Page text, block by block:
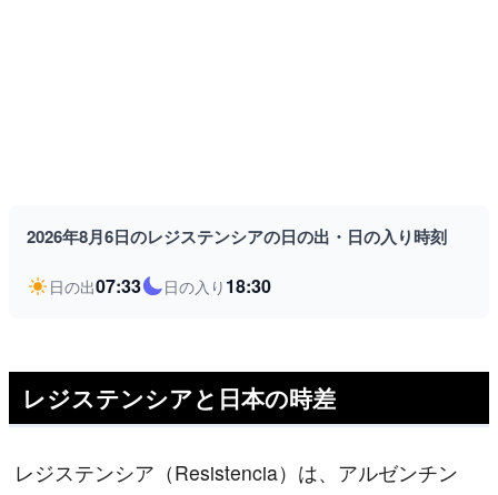
2026年8月6日のレジステンシアの日の出・日の入り時刻
日の出07:33 日の入り 18:30
レジステンシアと日本の時差
レジステンシア（Resistencia）は、アルゼンチン